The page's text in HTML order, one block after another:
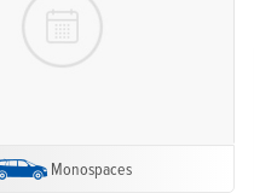
Monospaces